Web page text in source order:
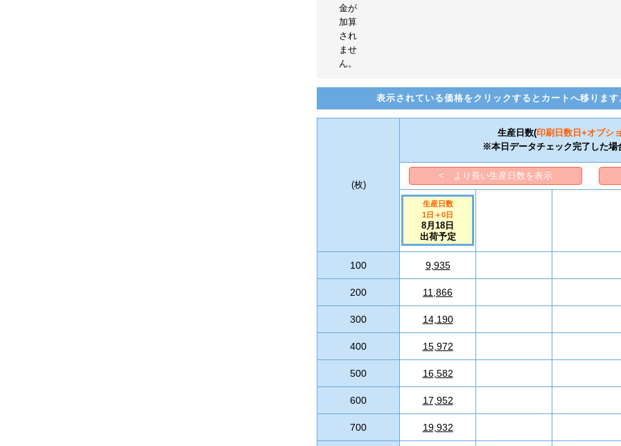
金が
加算
され
ませ
ん。
表示されている価格をクリックするとカートへ移ります
(枚)
生産日数(印刷日数 日+オプシ
※本日データチェック完了した場
< より長い生産日数を表示
生産日数
1日 ＋0日
8月18日
出荷予定
100 9,935
200 11,866
300 14,190
400 15,972
500 16,582
600 17,952
700 19,932